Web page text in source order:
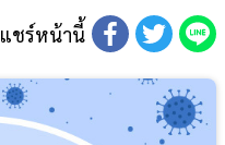
แชร์หน้านี้